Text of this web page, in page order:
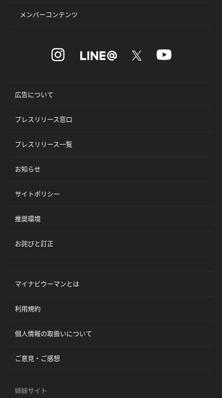
メンバーコンテンツ
広告について
プレスリリース窓口
プレスリリース一覧
お知らせ
サイトポリシー
推奨環境
お詫びと訂正
マイナビウーマンとは
利用規約
個人情報の取扱いについて
ご意見・ご感想
姉妹サイト